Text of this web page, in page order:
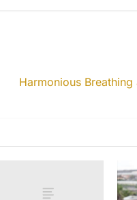
Harmonious